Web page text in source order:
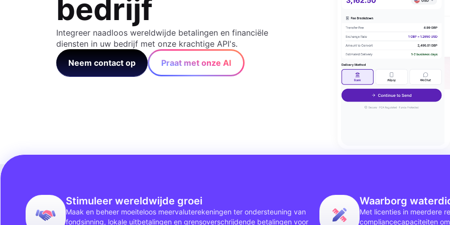
bedrijf
Integreer naadloos wereldwijde betalingen en financiële
diensten in uw bedrijf met onze krachtige API's.
Neem contact op
Praat met onze AI
Stimuleer wereldwijde groei
Maak en beheer moeiteloos meervaluterekeningen ter ondersteuning van
fondsinning, lokale uitbetalingen en grensoverschrijdende betalingen voor
Waarborg
Met licenties in meerdere
compliancecapaciteiten